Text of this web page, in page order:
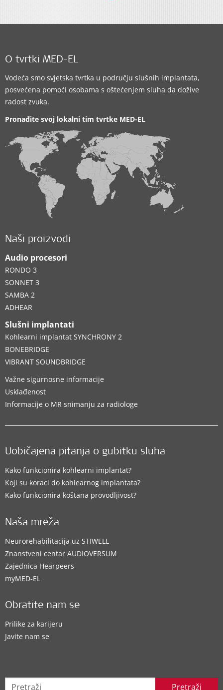
O tvrtki MED-EL
Vodeća smo svjetska tvrtka u području slušnih implantata,
posvećena pomoći osobama s oštećenjem sluha da dožive
radost zvuka.
Pronađite svoj lokalni tim tvrtke MED-EL
Naši proizvodi
Audio procesori
RONDO 3
SONNET 3
SAMBA 2
ADHEAR
Slušni implantati
Kohlearni implantat SYNCHRONY 2
BONEBRIDGE
VIBRANT SOUNDBRIDGE
Važne sigurnosne informacije
Usklađenost
Informacije o MR snimanju za radiologe
Uobičajena pitanja o gubitku sluha
Kako funkcionira kohlearni implantat?
Koji su koraci do kohlearnog implantata?
Kako funkcionira koštana provodljivost?
Naša mreža
Neurorehabilitacija uz STIWELL
Znanstveni centar AUDIOVERSUM
Zajednica Hearpeers
myMED‑EL
Obratite nam se
Prilike za karijeru
Javite nam se
Pretraži